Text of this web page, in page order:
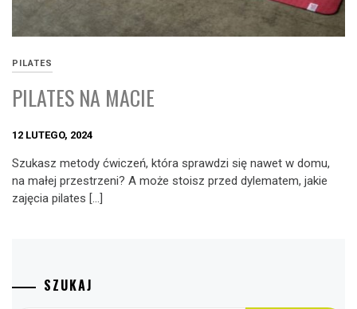
PILATES
PILATES NA MACIE
12 LUTEGO, 2024
Szukasz metody ćwiczeń, która sprawdzi się nawet w domu,
na małej przestrzeni? A może stoisz przed dylematem, jakie
zajęcia pilates […]
SZUKAJ